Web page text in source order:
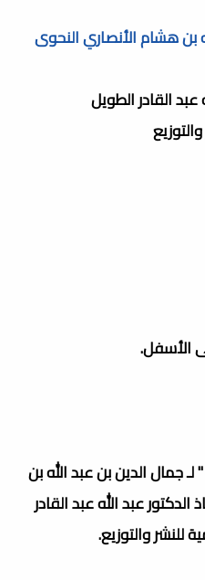
بن هشام الأنصاري النحوى
عبد القادر الطويل
الأسفل.
جمال الدين بن عبد الله بن
عبد الله عبد القادر
للنشر والتوزيع.